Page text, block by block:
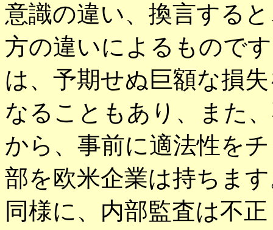
意識の違い、換言する
方の違いによるもので
は、予期せぬ巨額な損
なることもあり、また
から、事前に適法性を
部を欧米企業は持ちま
同様に、内部監査は不